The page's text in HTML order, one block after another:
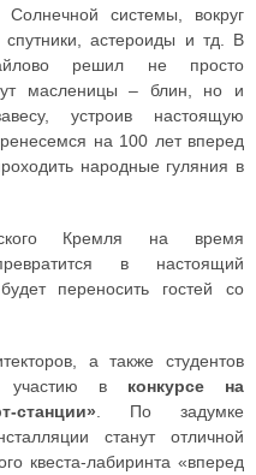
системы, вокруг
астероиды и тд. В
решил не просто
масленицы – блин, но и
устроив настоящую
на 100 лет вперед
народные гуляния в
Кремля на время
в настоящий
переносить гостей со
а также студентов
к участию в конкурсе на
. По задумке
станут отличной
квеста-лабиринта «вперед